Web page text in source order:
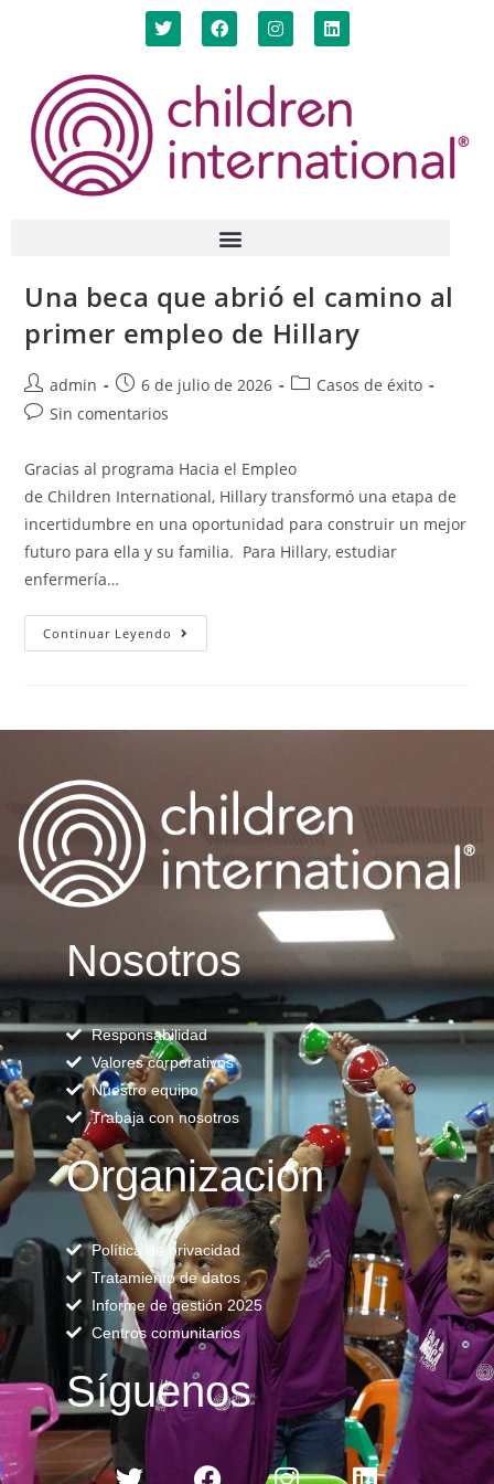
Una beca que abrió el camino al
primer empleo de Hillary
admin 6 de julio de 2026
Casos de éxito
Sin comentarios
Gracias al programa Hacia el Empleo
de Children International, Hillary transformó una etapa de
incertidumbre en una oportunidad para construir un mejor
futuro para ella y su familia. Para Hillary, estudiar
enfermería…
Continuar Leyendo
Nosotros
Responsabilidad
Valores corporativos
Nuestro equipo
Trabaja con nosotros
Organización
Política de privacidad
Tratamiento de datos
Informe de gestión 2025
Centros comunitarios
Síguenos